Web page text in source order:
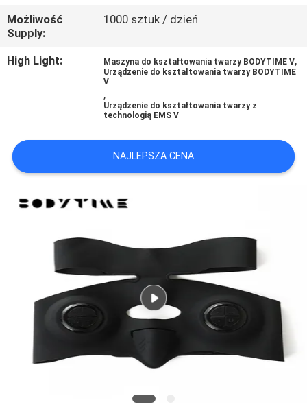
AKTUALNOŚCI
SPRAWY
WYCENĘ
SITEMAP
PRIVACY
POLICY
Możliwość
Supply:
1000 sztuk / dzień
High Light: Maszyna do kształtowania twarzy BODYTIME V,
Urządzenie do kształtowania twarzy BODYTIME
V
,
Urządzenie do kształtowania twarzy z
technologią EMS V
NAJLEPSZA CENA